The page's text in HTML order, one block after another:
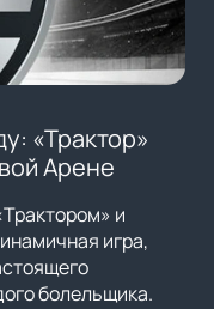
«Трактор»
Арене
и
игра,
болельщика.